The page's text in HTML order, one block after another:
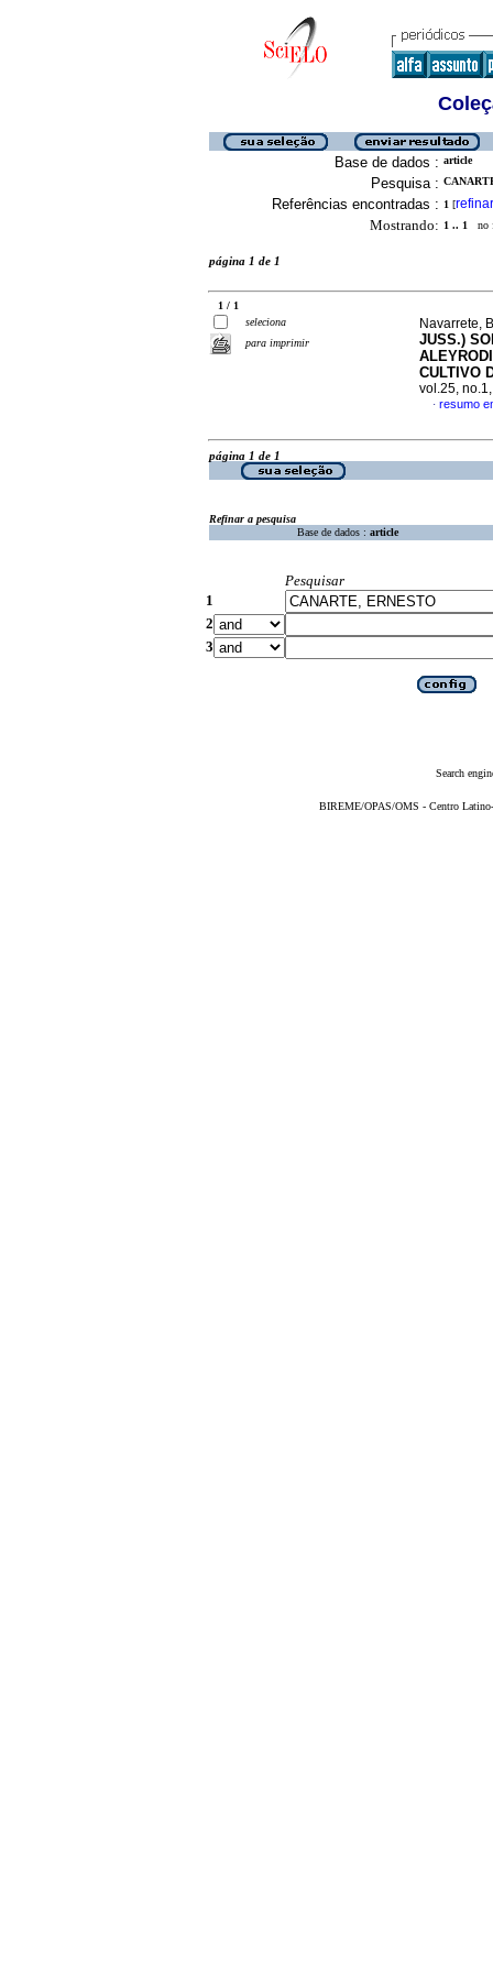
Base de dados : article
Pesquisa :
Referências encontradas : 1 [refinar
Mostrando: 1 .. 1 no
página 1 de 1
1 / 1
seleciona
para imprimir
Navarrete,
JUSS.)
CULTIVO
vol.25,
· resumo
página 1 de 1
Refinar a pesquisa
Base de dados : article
Pesquisar
1
2
3
Search
BIREME/OPAS/OMS - Centro Latino-